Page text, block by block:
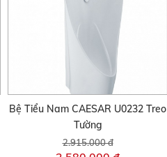
Bệ Tiểu Nam CAESAR U0232 Treo
Tường
2.915.000 đ